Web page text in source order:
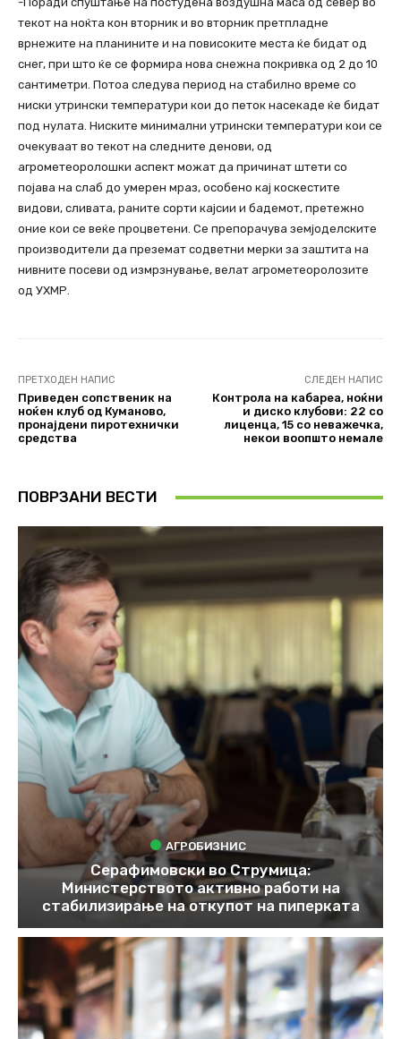
текот на ноќта кон вторник и во вторник претпладне
врнежите на планините и на повисоките места ќе бидат од
снег, при што ќе се формира нова снежна покривка од 2 до 10
сантиметри. Потоа следува период на стабилно време со
ниски утрински температури кои до петок насекаде ќе бидат
под нулата. Ниските минимални утрински температури кои се
очекуваат во текот на следните денови, од
агрометеоролошки аспект можат да причинат штети со
појава на слаб до умерен мраз, особено кај коскестите
видови, сливата, раните сорти кајсии и бадемот, претежно
оние кои се веќе процветени. Се препорачува земјоделските
производители да преземат содветни мерки за заштита на
нивните посеви од измрзнување, велат агрометеоролозите
од УХМР.
ПРЕТХОДЕН НАПИС
Приведен сопственик на
ноќен клуб од Куманово,
пронајдени пиротехнички
средства
СЛЕДЕН НАПИС
Контрола на кабареа, ноќни
и диско клубови: 22 со
лиценца, 15 со неважечка,
некои воопшто немале
ПОВРЗАНИ ВЕСТИ
АГРОБИЗНИС
Серафимовски во Струмица:
Министерството активно работи на
стабилизирање на откупот на пиперката